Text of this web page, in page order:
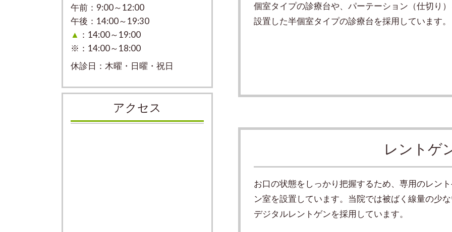
個室タイプの診療台や、パーテーション（仕切り
設置した半個室タイプの診療台を採用しています。
レントゲ
お口の状態をしっかり把握するため、専用のレン
ン室を設置しています。当院では被ばく線量の少
デジタルレントゲンを採用しています。
午前：9:00～12:00
午後：14:00～19:30
▲ ：14:00～19:00
※：14:00～18:00
休診日：木曜・日曜・祝日
アクセス